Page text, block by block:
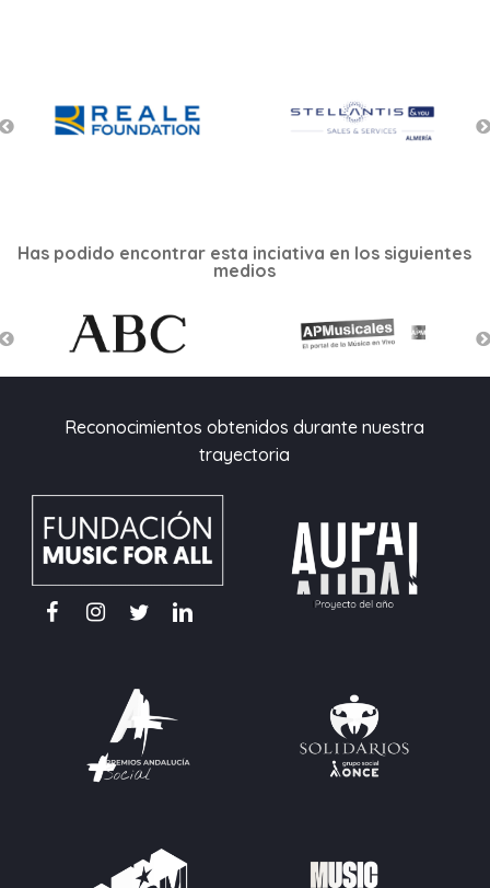
Has podido encontrar esta inciativa en los siguientes
medios
Reconocimientos obtenidos durante nuestra
trayectoria